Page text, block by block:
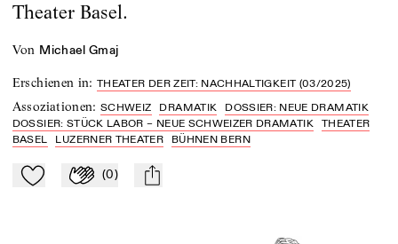
Theater Basel.
von Michael Gmaj
Erschienen in:THEATER DER ZEIT: NACHHALTIGKEIT (03/2025)
Assoziationen:SCHWEIZ DRAMATIK
DOSSIER: NEUE DRAMATIK
DOSSIER: STÜCK LABOR – NEUE SCHWEIZER DRAMATIK
THEATER
BASEL
LUZERNER THEATER BÜHNEN BERN
Zu Mein-TdZ hinzufügen
Applaudieren
(0) mail